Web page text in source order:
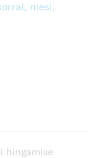
mesi
hingamise